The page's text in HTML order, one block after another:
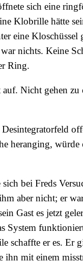
sich eine
Klobrille hätte
eine Kloschüssel
nichts. Keine
Ring.
auf. Nicht gehen zu
heranging, würde
bei Freds
aber nicht; er
Gast es jetzt
System
schaffte er es. Er
ihn mit einem